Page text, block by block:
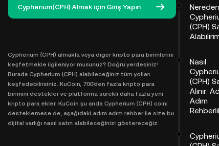
Cypherium(CPH) Almak için Giriş Yapın
Cypherium (CPH) almakla veya diğer kripto para birimlerini
keşfetmekle ilgileniyor musunuz? Doğru yerdesiniz!
Burada Cypherium (CPH) alabileceğiniz tüm yolları
keşfedebilirsiniz. KuCoin, 700'den fazla kripto para
birimini destekler ve platforma sürekli daha fazla yeni
kripto para ekler. KuCoin şu anda Cypherium (CPH) coini
desteklemese de, aşağıdaki adım adım rehber ile size bu
dijital varlığı nasıl satın alabileceğinizi göstereceğiz.
Nereden
(CPH)
Nasıl
(CPH)
Alınır:
Adım